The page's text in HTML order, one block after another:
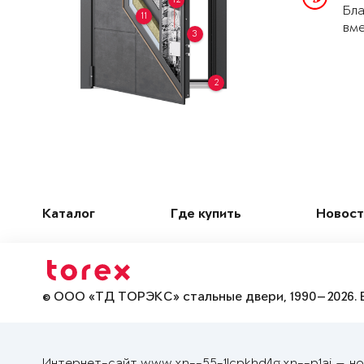
2
3
11
Каталог Где купить
© ООО «ТД ТОРЭКС» стальные двери, 1990—2026.